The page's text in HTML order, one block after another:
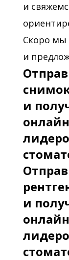
и
Скоро мы
и
и
и